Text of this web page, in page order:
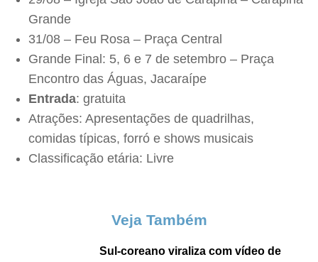
Grande
31/08 – Feu Rosa – Praça Central
Grande Final: 5, 6 e 7 de setembro – Praça
Encontro das Águas, Jacaraípe
Entrada: gratuita
Atrações: Apresentações de quadrilhas,
comidas típicas, forró e shows musicais
Classificação etária: Livre
Veja Também
Sul-coreano viraliza com vídeo de